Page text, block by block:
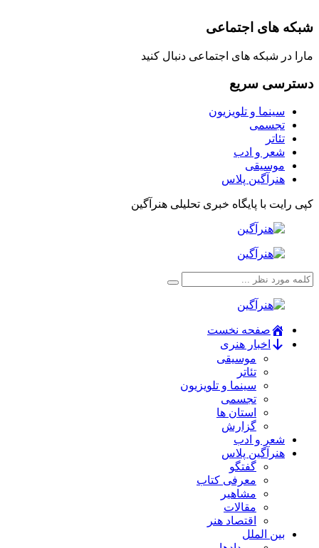
شبکه های اجتماعی
مارا در شبکه های اجتماعی دنبال کنید
دسترسی سریع
سینما و تلویزیون
تجسمی
تئاتر
شعر و ادب
موسیقی
هنرآگین پلاس
کپی رایت با پایگاه خبری تحلیلی هنرآگین
صفحه نخست
اخبار هنری
موسیقی
تئاتر
سینما و تلویزیون
تجسمی
استان ها
گزارش
شعر و ادب
هنرآگین پلاس
گفتگو
معرفی کتاب
مشاهیر
مقالات
اقتصاد هنر
بین الملل